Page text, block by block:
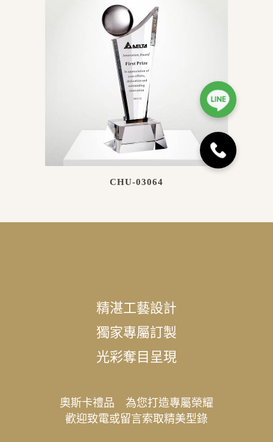
CHU-03064
精湛工藝設計
獨家專屬訂製
光彩奪目呈現
奧斯卡禮品 為您打造專屬榮耀
歡迎致電或留言索取精美型錄